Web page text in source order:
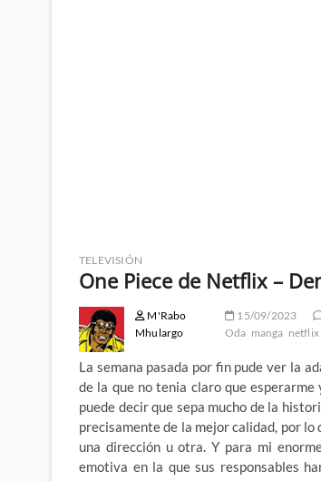
TELEVISIÓN
One Piece de Netflix –
M'Rabo
Mhulargo
15/09/2023
Oda manga netflix
La semana pasada por fin pude ver la
de la que no tenia claro que
puede decir que sepa mucho de la
precisamente de la mejor calidad, por
una dirección u otra. Y para mi
emotiva en la que sus responsables